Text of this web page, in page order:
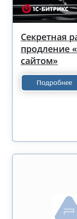
Секретная
продление
сайтом»
Подробнее